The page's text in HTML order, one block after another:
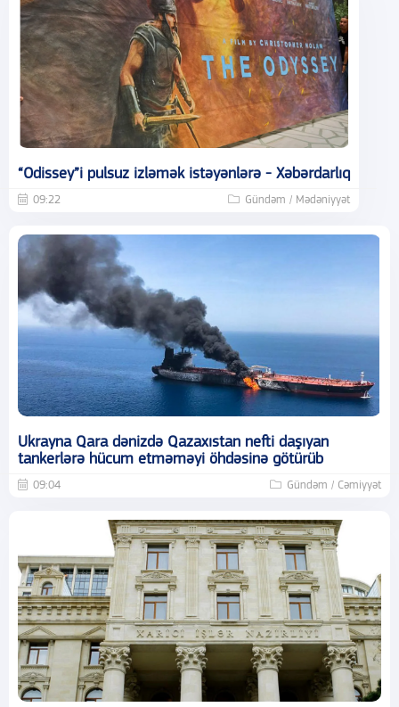
“Odissey”i pulsuz izləmək istəyənlərə - Xəbərdarlıq
09:22 Gündəm / Mədəniyyət
Ukrayna Qara dənizdə Qazaxıstan nefti daşıyan
tankerlərə hücum etməməyi öhdəsinə götürüb
09:04 Gündəm / Cəmiyyət